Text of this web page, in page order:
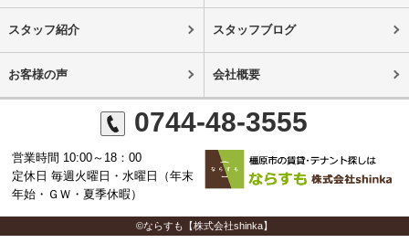
スタッフ紹介 スタッフブログ
お客様の声 会社概要
0744-48-3555
営業時間 10:00～18：00
定休日 毎週火曜日・水曜日（年末
年始・ＧＷ・夏季休暇）
©ならすも【株式会社shinka】